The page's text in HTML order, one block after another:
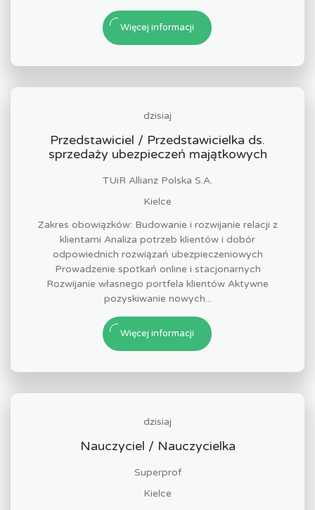
Więcej informacji
dzisiaj
Przedstawiciel / Przedstawicielka ds.
sprzedaży ubezpieczeń majątkowych
TUiR Allianz Polska S.A.
Kielce
Zakres obowiązków: Budowanie i rozwijanie relacji z
klientami Analiza potrzeb klientów i dobór
odpowiednich rozwiązań ubezpieczeniowych
Prowadzenie spotkań online i stacjonarnych
Rozwijanie własnego portfela klientów Aktywne
pozyskiwanie nowych...
Więcej informacji
dzisiaj
Nauczyciel / Nauczycielka
Superprof
Kielce